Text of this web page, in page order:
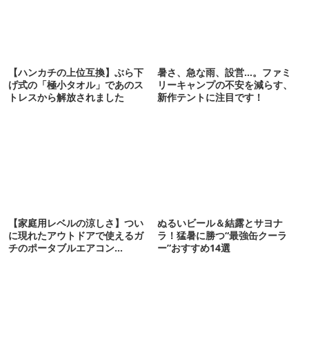
【ハンカチの上位互換】ぶら下
げ式の「極小タオル」であのス
トレスから解放されました
暑さ、急な雨、設営…。ファミ
リーキャンプの不安を減らす、
新作テントに注目です！
【家庭用レベルの涼しさ】つい
に現れたアウトドアで使えるガ
チのポータブルエアコン
ぬるいビール＆結露とサヨナ
ラ！猛暑に勝つ“最強缶クーラ
ー”おすすめ14選